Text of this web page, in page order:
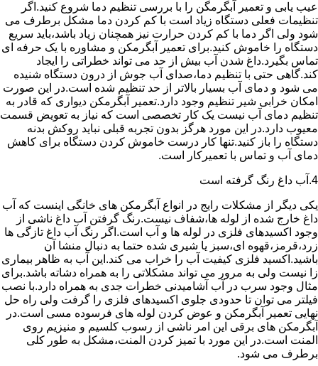
عیب یابی و تعمیر آبگرمگن را با بررسی تنظیم دما شروع کنید.اگر
تنظیمات فعلی دستگاه زیاد است با کم کردن دما مشکل برطرف می
شود ولی اگر دما با کم کردن حرارت نیز همچنان زیاد باشد،باید سریع
دستگاه را خاموش کنید.برای تعمیر آبگرمکن و مشاوره با یک حرفه ای
تماس بگیرد.داغ شدن آب بیش از حد می تواند خطراتی را ایجاد
کند.گاهی حتی با تنظیم دما،صدای آب جوش از درون دستگاه شنیده
می شود و دمای آب بسیار بالاتر از حد تنظیم شده است.در این صورت
امکان خرابی شیر تنظیم وجود دارد.تعمیر آبگرمکن دیواری که قادر به
تنظیم دمای آب نیست یک کار تخصصی است که نیاز به تعویض قسمت
معیوب دارد.در این مورد هرگز بدون تجربه قبلی نباید روکش بدنه
دستگاه را باز کنید.تنها کار درست خاموش کردن دستگاه برای کاهش
دمای آب و تماس با تعمیرکار است.
4.آب داغ رنگ گرفته است
یکی دیگر از مشکلات رایج در انواع آبگرمکن های خانگی اینست که آب
داغ خارج شده از لوله ها،شفاف نیست.رنگ گرفتن آب داغ ناشی از
وجود اکسیدهای فلزی در لوله ها و آب است.اگر رنگ آب داغ تازگی ها
زرد،قرمز،قهوه ای،سبز یا شیری شده حتما به دنبال منشا آن
باشید.اکسید فلزی کیفیت آب را خراب می کند.این آب به ظاهر بیماری
زا نیست ولی به مرور می تواند مشکلاتی را به همراه دشاته باشد.برای
مثال وجود سرب در آب آشامیدنی خطرات جدی به همراه دارد.با نصب
فیلتر می توان تا حدودی جلوی اکسیدهای فلزی را گرفت ولی راه حل
نهایی تعمیر آبگرمکن و عوض کردن لوله های فرسوده مسی است.در
آبگرمکن های برقی این امر ناشی از رسوب کلسیم و منیزیم روی
المنت است.در این مورد با تمیز کردن المنت،مشکل به طور کلی
برطرف می شود.